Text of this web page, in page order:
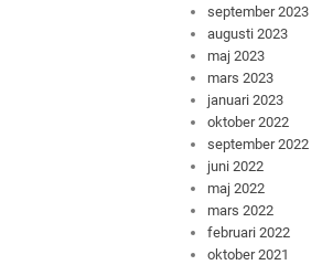
september 2023
augusti 2023
maj 2023
mars 2023
januari 2023
oktober 2022
september 2022
juni 2022
maj 2022
mars 2022
februari 2022
oktober 2021